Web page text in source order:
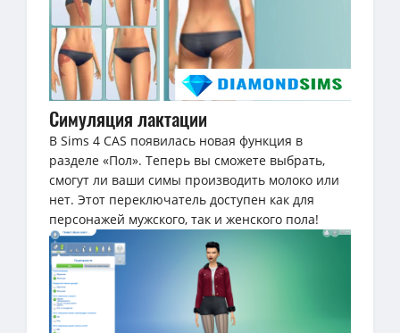
Симуляция лактации
В Sims 4 CAS появилась новая функция в
разделе «Пол». Теперь вы сможете выбрать,
смогут ли ваши симы производить молоко или
нет. Этот переключатель доступен как для
персонажей мужского, так и женского пола!